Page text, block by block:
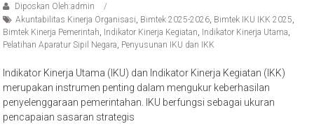
Diposkan Oleh:admin
Akuntabilitas Kinerja Organisasi, Bimtek 2025-2026, Bimtek IKU IKK 2025,
Bimtek Kinerja Pemerintah, Indikator Kinerja Kegiatan, Indikator Kinerja Utama,
Pelatihan Aparatur Sipil Negara, Penyusunan IKU dan IKK
Indikator Kinerja Utama (IKU) dan Indikator Kinerja Kegiatan (IKK)
merupakan instrumen penting dalam mengukur keberhasilan
penyelenggaraan pemerintahan. IKU berfungsi sebagai ukuran
pencapaian sasaran strategis